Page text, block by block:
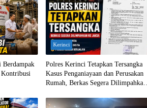
Berdampak
Kontribusi
Kerinci
Polres Kerinci Tetapkan Tersangka
Kasus Penganiayaan dan Perusakan
Rumah, Berkas Segera Dilimpahkan